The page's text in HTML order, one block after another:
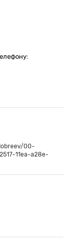
00-
11ea-a28e-